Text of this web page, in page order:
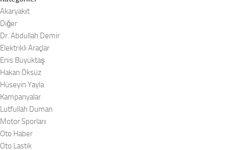
Akaryakıt
Diğer
Dr. Abdullah Demir
Elektrikli Araçlar
Enis Büyüktaş
Hakan Öksüz
Hüseyin Yayla
Kampanyalar
Lutfullah Duman
Motor Sporları
Oto Haber
Oto Lastik